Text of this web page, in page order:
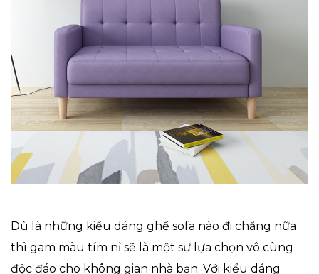
Dù là những kiểu dáng ghế sofa nào đi chăng nữa
thì gam màu tím nỉ sẽ là một sự lựa chọn vô cùng
độc đáo cho không gian nhà bạn. Với kiểu dáng